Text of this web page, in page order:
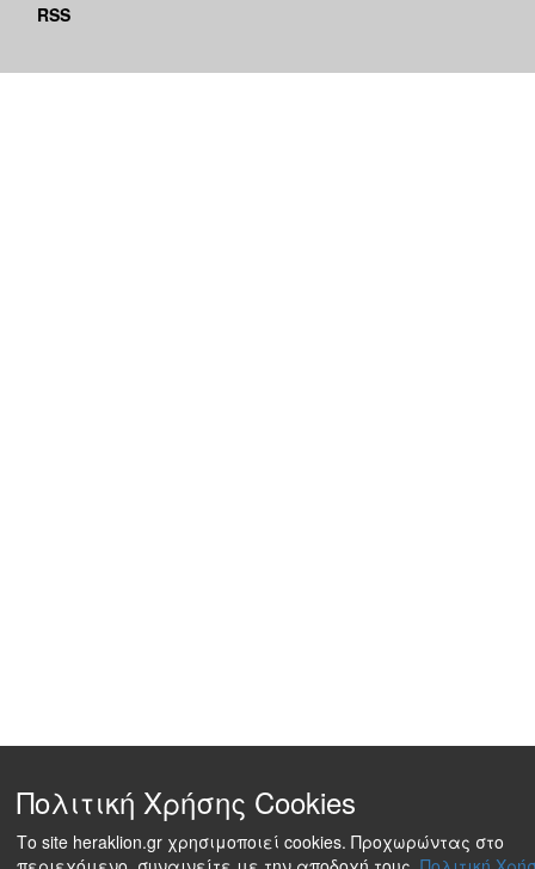
RSS
Πολιτική Χρήσης Cookies
Το site heraklion.gr χρησιμοποιεί cookies. Προχωρώντας στο